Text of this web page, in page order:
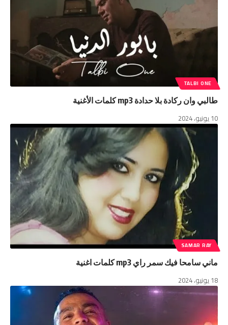
TALBI ONE
طالبي وان ركادة بلا حدادة mp3 كلمات الأغنية
10 يونيو، 2024
SAMAR RAY
ماني سامحا فيك سمر راي mp3 كلمات اغنية
18 يونيو، 2024